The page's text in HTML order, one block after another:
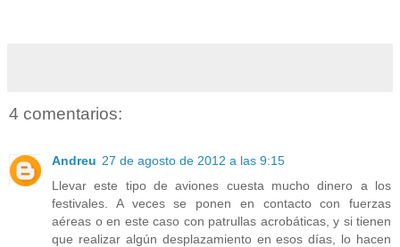
4 comentarios:
Andreu 27 de agosto de 2012 a las 9:15
Llevar este tipo de aviones cuesta mucho dinero a los
festivales. A veces se ponen en contacto con fuerzas
aéreas o en este caso con patrullas acrobáticas, y si tienen
que realizar algún desplazamiento en esos días, lo hacen